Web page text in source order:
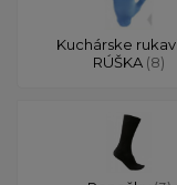
Kuchárske
RÚŠKA (8)